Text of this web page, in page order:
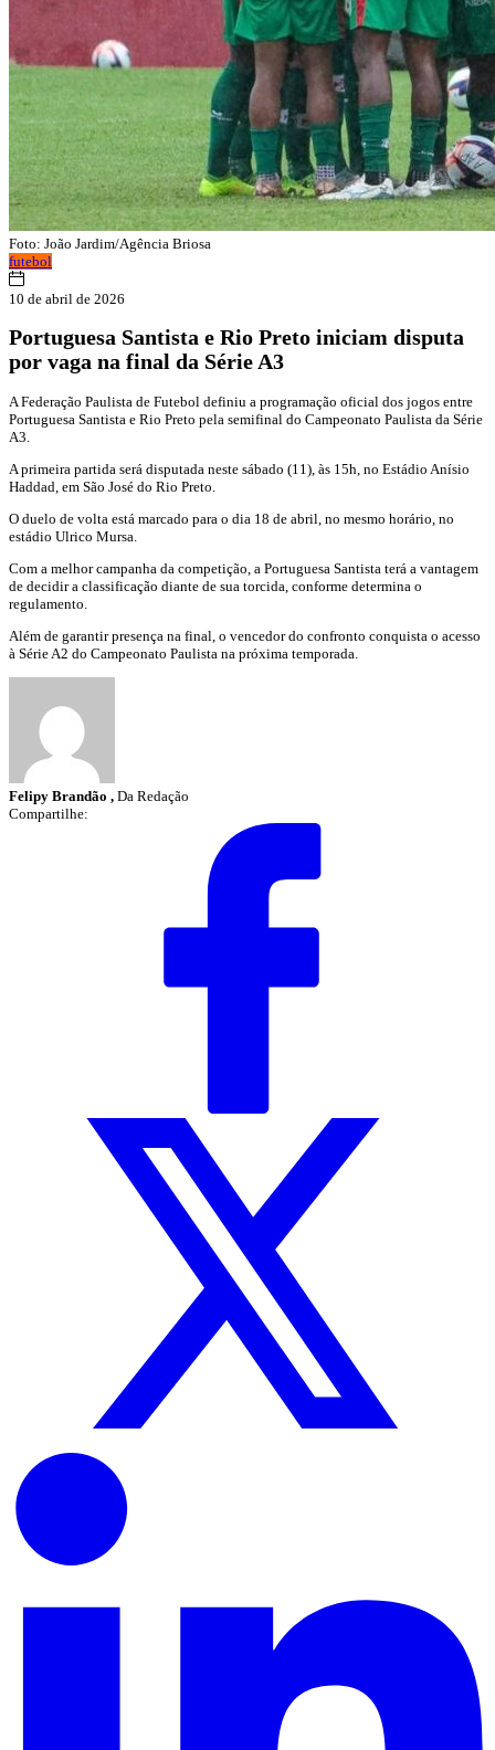
Foto: João Jardim/Agência Briosa
futebol
10 de abril de 2026
Portuguesa Santista e Rio Preto iniciam disputa
por vaga na final da Série A3
A Federação Paulista de Futebol definiu a programação oficial dos jogos entre
Portuguesa Santista e Rio Preto pela semifinal do Campeonato Paulista da Série
A3.
A primeira partida será disputada neste sábado (11), às 15h, no Estádio Anísio
Haddad, em São José do Rio Preto.
O duelo de volta está marcado para o dia 18 de abril, no mesmo horário, no
estádio Ulrico Mursa.
Com a melhor campanha da competição, a Portuguesa Santista terá a vantagem
de decidir a classificação diante de sua torcida, conforme determina o
regulamento.
Além de garantir presença na final, o vencedor do confronto conquista o acesso
à Série A2 do Campeonato Paulista na próxima temporada.
Felipy Brandão , Da Redação
Compartilhe: